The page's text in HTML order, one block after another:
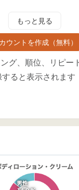
もっと見る
ウントを作成（無料）
グ、順位、リピー
ると表示されます